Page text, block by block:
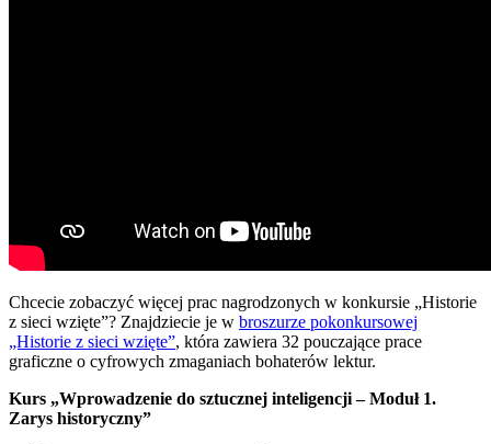
Chcecie zobaczyć więcej prac nagrodzonych w konkursie „Historie
z sieci wzięte”? Znajdziecie je w broszurze pokonkursowej
„Historie z sieci wzięte”, która zawiera 32 pouczające prace
graficzne o cyfrowych zmaganiach bohaterów lektur.
Kurs „Wprowadzenie do sztucznej inteligencji – Moduł 1.
Zarys historyczny”